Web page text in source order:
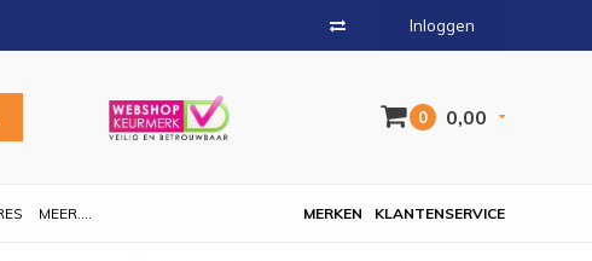
Inloggen
0 0,00
MEER.... KLANTENSERVICE
MERKEN